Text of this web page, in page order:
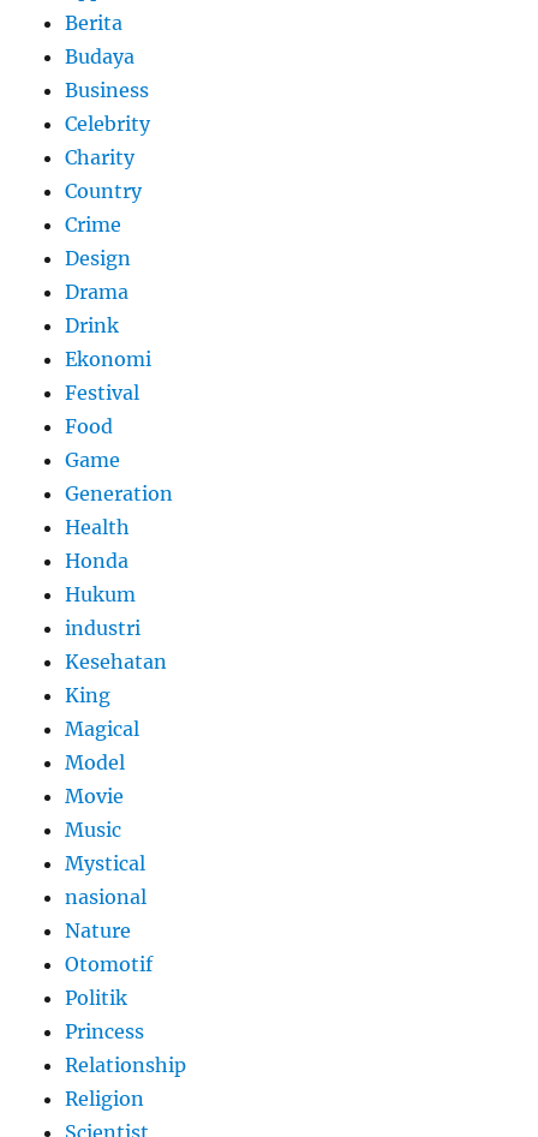
Berita
Budaya
Business
Celebrity
Charity
Country
Crime
Design
Drama
Drink
Ekonomi
Festival
Food
Game
Generation
Health
Honda
Hukum
industri
Kesehatan
King
Magical
Model
Movie
Music
Mystical
nasional
Nature
Otomotif
Politik
Princess
Relationship
Religion